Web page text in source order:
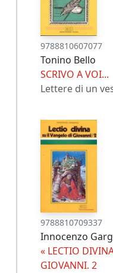
9788810607077
Tonino Bello
SCRIVO A VOI...
Lettere di un
9788810709337
Innocenzo
« LECTIO
GIOVANNI. 2